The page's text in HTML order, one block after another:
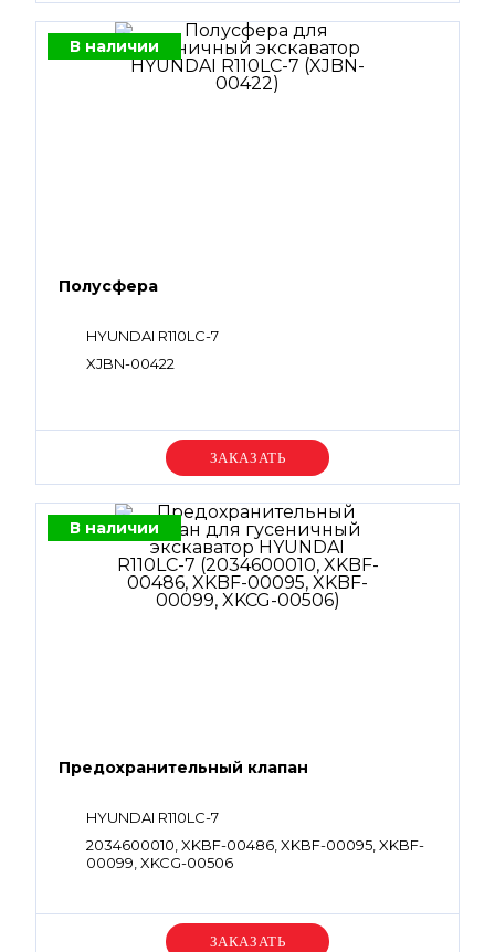
В наличии
Полусфера
HYUNDAI R110LC-7
XJBN-00422
Уточняйте цену
В наличии
Предохранительный клапан
HYUNDAI R110LC-7
2034600010, XKBF-00486, XKBF-00095, XKBF-
00099, XKCG-00506
Уточняйте цену